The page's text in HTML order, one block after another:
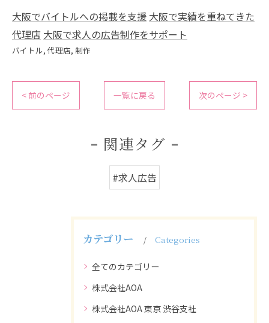
大阪でバイトルへの掲載を支援 大阪で実績を重ねてきた
代理店 大阪で求人の広告制作をサポート
バイトル 代理店 制作
< 前のページ 一覧に戻る 次のページ >
関連タグ
#求人広告
カテゴリー Categories
全てのカテゴリー
株式会社AOA
株式会社AOA 東京 渋谷支社